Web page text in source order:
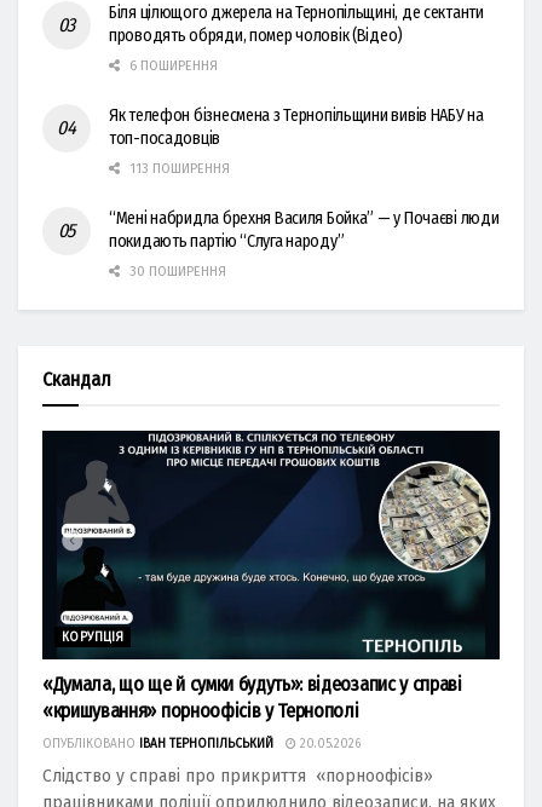
Біля цілющого джерела на Тернопільщині, де сектанти
проводять обряди, помер чоловік (Відео)
6 ПОШИРЕННЯ
Як телефон бізнесмена з Тернопільщини вивів НАБУ на
топ-посадовців
113 ПОШИРЕННЯ
“Мені набридла брехня Василя Бойка” — у Почаєві люди
покидають партію “Слуга народу”
30 ПОШИРЕННЯ
Скандал
КОРУПЦІЯ
«Думала, що ще й сумки будуть»: відеозапис у справі
«кришування» порноофісів у Тернополі
ОПУБЛІКОВАНО ІВАН ТЕРНОПІЛЬСЬКИЙ 20.05.2026
Слідство у справі про прикриття «порноофісів»
працівниками поліції оприлюднило відеозаписи, на яких